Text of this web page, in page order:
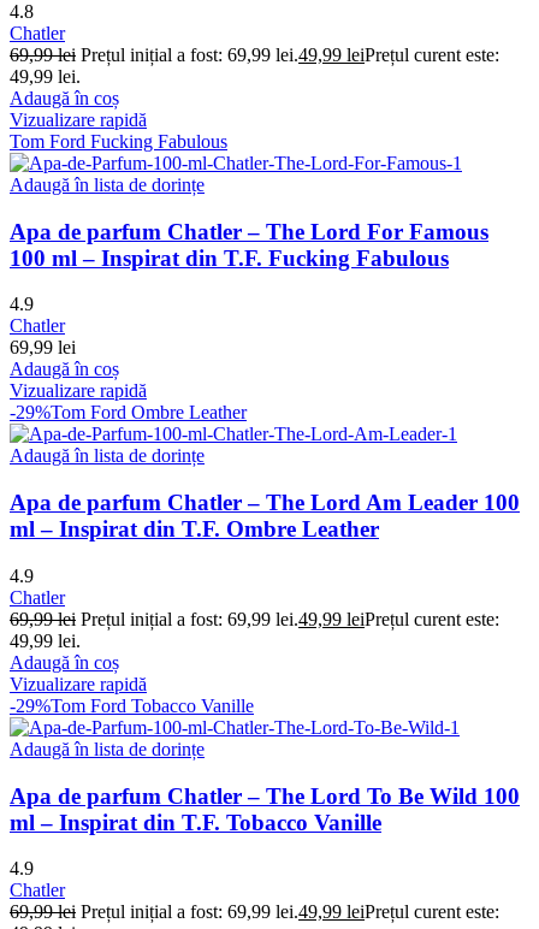
4.8
Chatler
69,99lei Prețul inițial a fost: 69,99 lei.49,99 leiPrețul curent este:
49,99 lei.
Adaugă în coș
Vizualizare rapidă
Tom Ford Fucking Fabulous
Adaugă în lista de dorințe
Apa de parfum Chatler – The Lord For Famous
100 ml – Inspirat din T.F. Fucking Fabulous
4.9
Chatler
69,99 lei
Adaugă în coș
Vizualizare rapidă
-29%Tom Ford Ombre Leather
Adaugă în lista de dorințe
Apa de parfum Chatler – The Lord Am Leader 100
ml – Inspirat din T.F. Ombre Leather
4.9
Chatler
69,99lei Prețul inițial a fost: 69,99 lei.49,99 leiPrețul curent este:
49,99 lei.
Adaugă în coș
Vizualizare rapidă
-29%Tom Ford Tobacco Vanille
Adaugă în lista de dorințe
Apa de parfum Chatler – The Lord To Be Wild 100
ml – Inspirat din T.F. Tobacco Vanille
4.9
Chatler
69,99lei Prețul inițial a fost: 69,99 lei.49,99 leiPrețul curent este: